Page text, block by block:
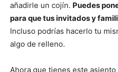
añadirle un cojín. Puedes
para que tus invitados y
Incluso podrías hacerlo tu
algo de relleno.
Ahora que tienes este